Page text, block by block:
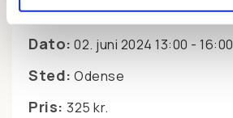
Dato: 02. juni 2024 13:00 - 16:00
Sted: Odense
Pris: 325 kr.